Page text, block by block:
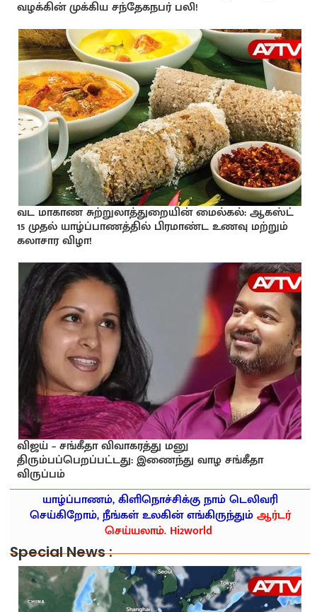
வழக்கின் முக்கிய சந்தேகநபர் பலி!
வட மாகாண சுற்றுலாத்துறையின் மைல்கல்: ஆகஸ்ட்
15 முதல் யாழ்ப்பாணத்தில் பிரமாண்ட உணவு மற்றும்
கலாசார விழா!
விஜய் – சங்கீதா விவாகரத்து மனு
திரும்பப்பெறப்பட்டது: இணைந்து வாழ சங்கீதா
விருப்பம்
யாழ்ப்பாணம், கிளிநொச்சிக்கு நாம் டெலிவரி
செய்கிறோம், நீங்கள் உலகின் எங்கிருந்தும்ஆர்டர்
செய்யலாம். Hi2world
Special News :